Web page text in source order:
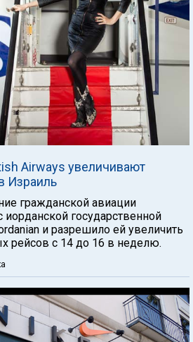
Airways увеличивают
Израиль
гражданской авиации
государственной
и разрешило ей увеличить
рейсов с 14 до 16 в неделю.